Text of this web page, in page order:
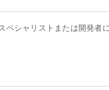
ペシャリストまたは開発者